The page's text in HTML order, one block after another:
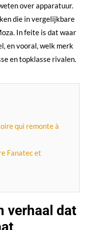
over apparatuur.
die in vergelijkbare
In feite is dat waar
en vooral, welk merk
en topklasse rivalen.
qui remonte à
Fanatec et
verhaal dat